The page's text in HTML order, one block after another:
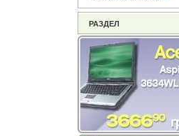
РАЗДЕЛ